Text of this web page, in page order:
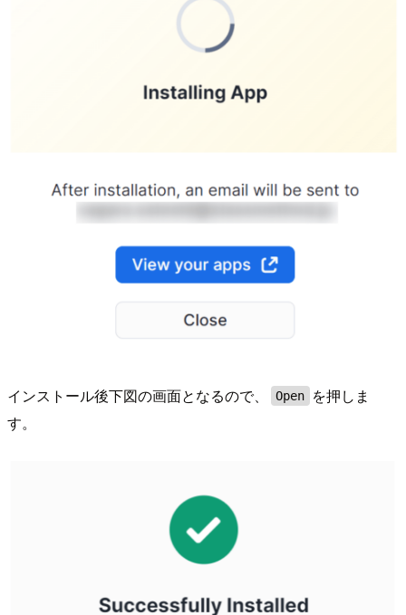
インストール後下図の画面となるので、 Open
を押しま
す。